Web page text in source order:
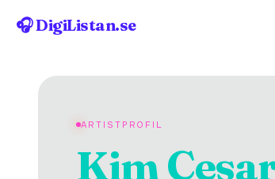
🎧 DigiListan.se
ARTISTPROFIL
Kim